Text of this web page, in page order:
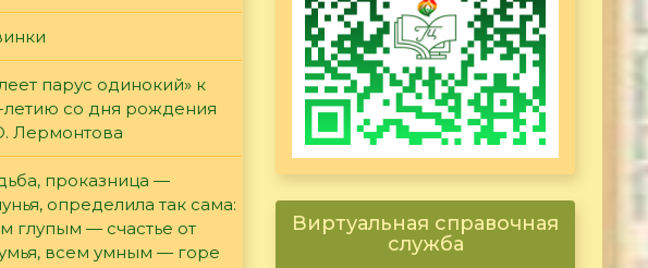
парус одинокий» к
летию со дня рождения
Лермонтова
проказница —
определила так сама:
глупым — счастье от
всем умным — горе
Виртуальная справочная
служба